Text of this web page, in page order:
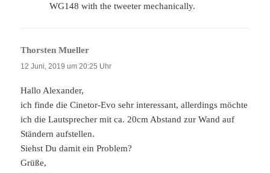
WG148 with the tweeter mechanically.
Thorsten Mueller
12 Juni, 2019 um 20:25 Uhr
Hallo Alexander,
ich finde die Cinetor-Evo sehr interessant, allerdings möchte
ich die Lautsprecher mit ca. 20cm Abstand zur Wand auf
Ständern aufstellen.
Siehst Du damit ein Problem?
Grüße,